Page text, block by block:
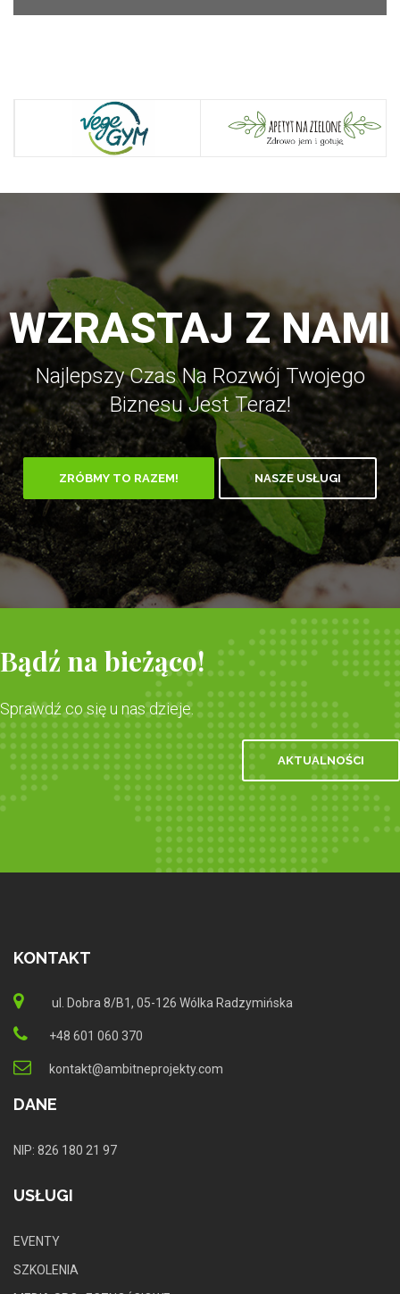
WZRASTAJ Z NAMI
Najlepszy Czas Na Rozwój Twojego
Biznesu Jest Teraz!
ZRÓBMY TO RAZEM! NASZE USŁUGI
Bądź na bieżąco!
Sprawdź co się u nas dzieje.
AKTUALNOŚCI
KONTAKT
ul. Dobra 8/B1, 05-126 Wólka Radzymińska
+48 601 060 370
kontakt@ambitneprojekty.com
DANE
NIP: 826 180 21 97
USŁUGI
EVENTY
SZKOLENIA